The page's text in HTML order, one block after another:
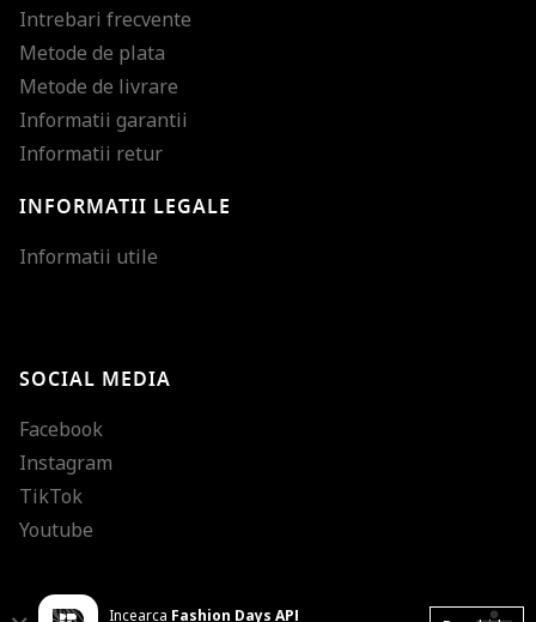
Intrebari frecvente
Metode de plata
Metode de livrare
Informatii garantii
Informatii retur
INFORMATII LEGALE
Informatii utile
SOCIAL MEDIA
Facebook
Instagram
TikTok
Youtube
Incearca Fashion Days APP Cursor mare